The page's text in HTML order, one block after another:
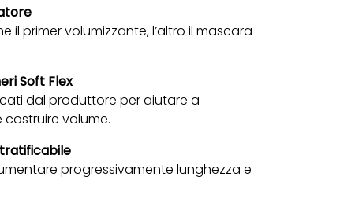
il primer volumizzante, l’altro il mascara
Soft Flex
dal produttore per aiutare a
volume.
progressivamente lunghezza e